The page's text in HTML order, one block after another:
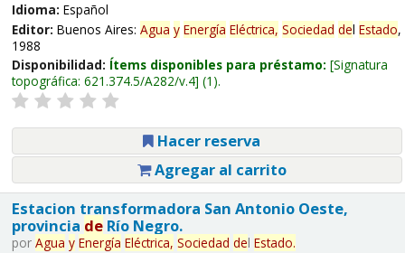
Idioma: Español
Editor: Buenos Aires: Agua y Energía Eléctrica, Sociedad del Estado,
1988
Disponibilidad: Ítems disponibles para préstamo: Signatura
topográfica: 621.374.5/A282/v.4 (1).
Hacer reserva
Agregar al carrito
Estacion transformadora San Antonio Oeste,
provincia deRío Negro.
por Agua y Energía Eléctrica, Sociedad del Estado.